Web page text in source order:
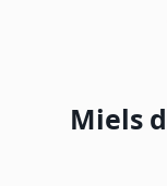
Miels